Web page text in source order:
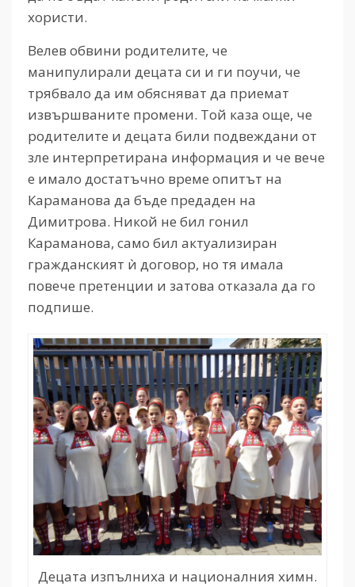
хористи.
Велев обвини родителите, че
манипулирали децата си и ги поучи, че
трябвало да им обясняват да приемат
извършваните промени. Той каза още, че
родителите и децата били подвеждани от
зле интерпретирана информация и че вече
е имало достатъчно време опитът на
Караманова да бъде предаден на
Димитрова. Никой не бил гонил
Караманова, само бил актуализиран
гражданският ѝ договор, но тя имала
повече претенции и затова отказала да го
подпише.
Децата изпълниха и националния химн.